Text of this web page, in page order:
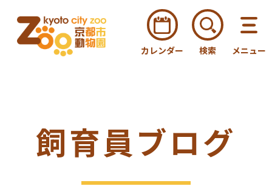
カレンダー 検索 メニュー
飼育員ブログ